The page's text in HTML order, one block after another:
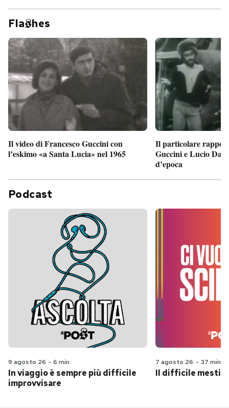
Fla hes
Il video di Francesco Guccini con
l’eskimo «a Santa Lucia» nel 1965
Il particolare
Guccini e Lucio
d’epoca
Podcast
9 agosto 26 - 6 min
In viaggio è sempre più difficile
improvvisare
7 agosto 26 - 37 min
Il difficile